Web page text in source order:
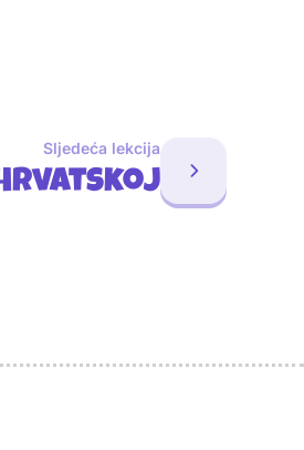
Sljedeća lekcija